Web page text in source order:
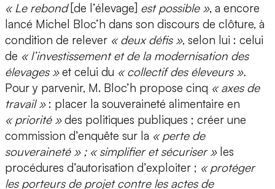
« Le rebond [de l’élevage] est possible », a encore
lancé Michel Bloc’h dans son discours de clôture, à
condition de relever « deux défis », selon lui : celui
de « l’investissement et de la modernisation des
élevages »et celui du « collectif des éleveurs ».
Pour y parvenir, M. Bloc’h propose cinq « axes de
travail » : placer la souveraineté alimentaire en
« priorité »des politiques publiques ; créer une
commission d’enquête sur la « perte de
souveraineté » ; « simplifier et sécuriser » les
procédures d’autorisation d’exploiter ; « protéger
les porteurs de projet contre les actes de